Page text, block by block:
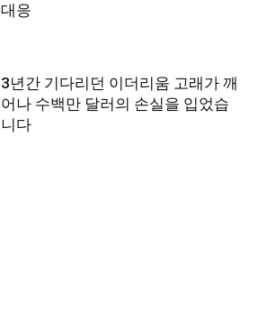
대응
3년간 기다리던 이더리움 고래가 깨
어나 수백만 달러의 손실을 입었습
니다